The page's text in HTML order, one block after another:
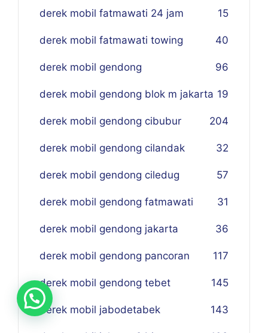
derek mobil fatmawati 24 jam 15
derek mobil fatmawati towing 40
derek mobil gendong 96
derek mobil gendong blok m jakarta 19
derek mobil gendong cibubur 204
derek mobil gendong cilandak 32
derek mobil gendong ciledug 57
derek mobil gendong fatmawati 31
derek mobil gendong jakarta 36
derek mobil gendong pancoran 117
derek mobil gendong tebet 145
derek mobil jabodetabek 143